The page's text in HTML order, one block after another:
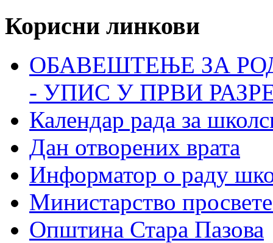
Корисни линкови
ОБАВЕШТЕЊЕ ЗА
- УПИС У ПРВИ
Календар рада за
Дан отворених врата
Информатор о раду
Министарство
Општина Стара Пазова